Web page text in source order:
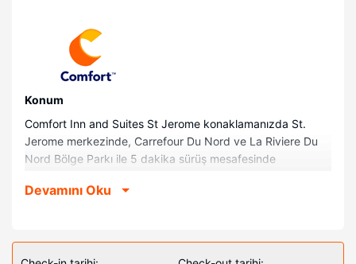
Konum
Comfort Inn and Suites St Jerome konaklamanızda St.
Jerome merkezinde, Carrefour Du Nord ve La Riviere Du
Nord Bölge Parkı ile 5 dakika sürüş mesafesinde
mi) ve Premium Outlets Montreal Alışveriş Merkezi ile 16,1
Misafirler için DVD oynatıcı olan 98 oda mevcuttur.
Devamını Oku